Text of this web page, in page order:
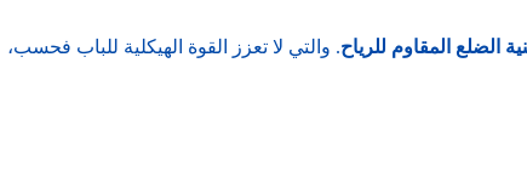
الضلع المقاوم للرياح. والتي لا تعزز القوة الهيكلية للباب فحسب،